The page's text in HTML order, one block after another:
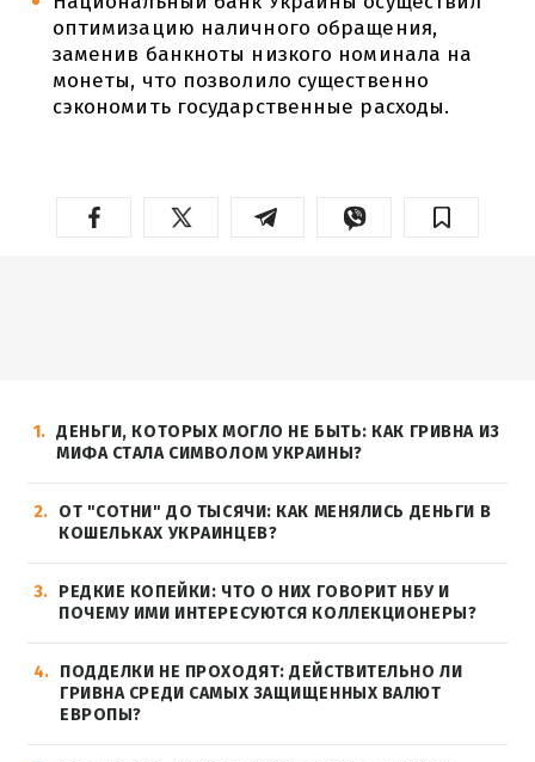
оптимизацию наличного обращения,
заменив банкноты низкого номинала на
монеты, что позволило существенно
сэкономить государственные расходы.
1
ДЕНЬГИ, КОТОРЫХ МОГЛО НЕ БЫТЬ: КАК ГРИВНА ИЗ
МИФА СТАЛА СИМВОЛОМ УКРАИНЫ?
2
ОТ "СОТНИ" ДО ТЫСЯЧИ: КАК МЕНЯЛИСЬ ДЕНЬГИ В
КОШЕЛЬКАХ УКРАИНЦЕВ?
3
РЕДКИЕ КОПЕЙКИ: ЧТО О НИХ ГОВОРИТ НБУ И
ПОЧЕМУ ИМИ ИНТЕРЕСУЮТСЯ КОЛЛЕКЦИОНЕРЫ?
4
ПОДДЕЛКИ НЕ ПРОХОДЯТ: ДЕЙСТВИТЕЛЬНО ЛИ
ГРИВНА СРЕДИ САМЫХ ЗАЩИЩЕННЫХ ВАЛЮТ
ЕВРОПЫ?